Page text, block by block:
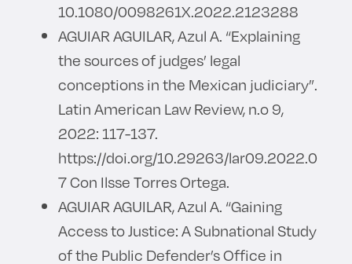
10.1080/0098261X.2022.2123288
AGUIAR AGUILAR, Azul A. “Explaining
the sources of judges’ legal
conceptions in the Mexican judiciary”.
Latin American Law Review, n.o 9,
2022: 117-137.
https://doi.org/10.29263/lar09.2022.0
7 Con Ilsse Torres Ortega.
AGUIAR AGUILAR, Azul A. “Gaining
Access to Justice: A Subnational Study
of the Public Defender’s Office in